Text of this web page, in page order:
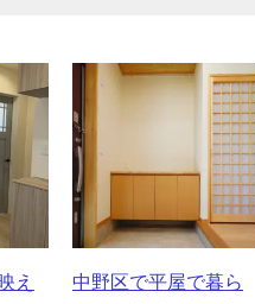
え
中野区で平屋で暮ら